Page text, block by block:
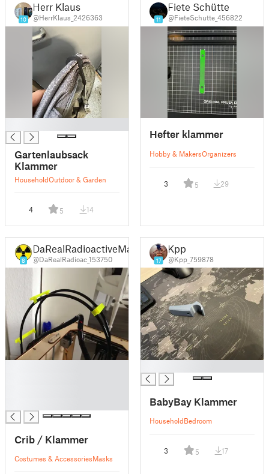
10
Herr Klaus
@HerrKlaus_2426363
Gartenlaubsack
Klammer
HouseholdOutdoor & Garden
4 5 14
11
Fiete Schütte
@FieteSchutte_456822
Hefter klammer
Hobby & MakersOrganizers
3 5 29
8
DaRealRadioactiveMan
@DaRealRadioac_153750
Crib / Klammer
Costumes & AccessoriesMasks
17
Kpp
@Kpp_759878
BabyBay Klammer
HouseholdBedroom
3 5 17